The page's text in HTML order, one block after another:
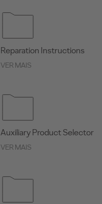
Reparation Instructions
VER MAIS
Auxiliary Product Selector
VER MAIS